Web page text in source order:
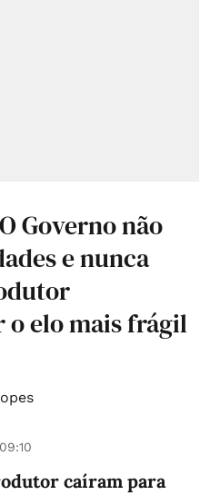
Governo não
e nunca
o elo mais frágil
caíram para